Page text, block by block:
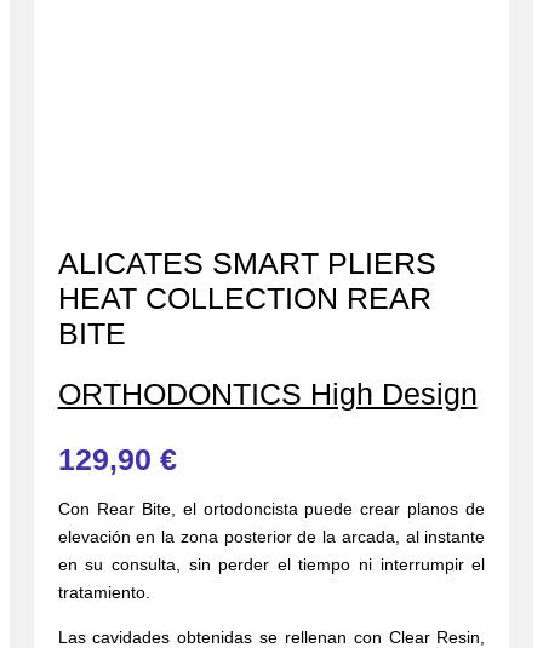
ALICATES SMART PLIERS
HEAT COLLECTION REAR
BITE
ORTHODONTICS High Design
129,90 €
Con Rear Bite, el ortodoncista puede crear planos de
elevación en la zona posterior de la arcada, al instante
en su consulta, sin perder el tiempo ni interrumpir el
tratamiento.
Las cavidades obtenidas se rellenan con Clear Resin,